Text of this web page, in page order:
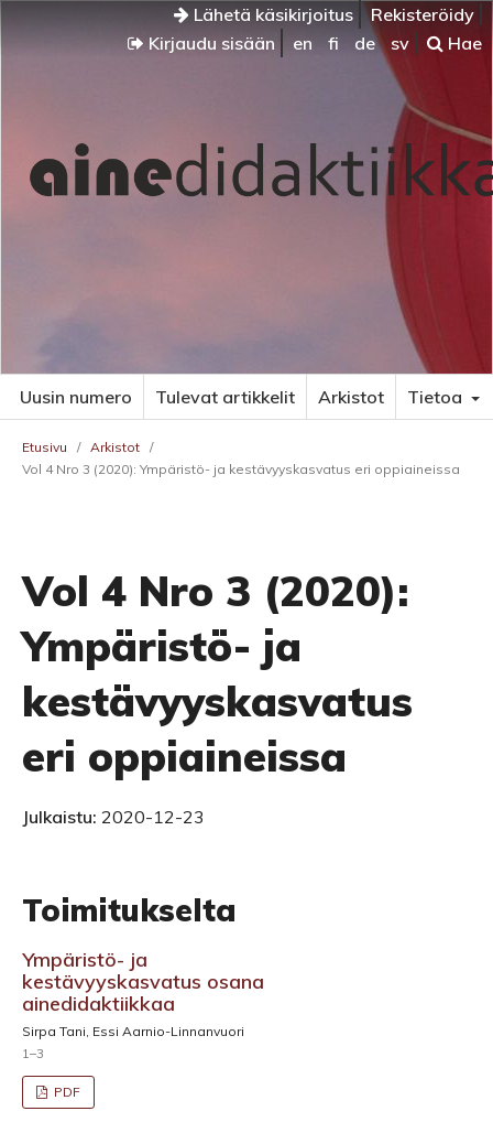
Lähetä käsikirjoitus
Rekisteröidy
Kirjaudu sisään
en fi de sv Hae
Uusin numero Tulevat artikkelit Arkistot Tietoa
Etusivu / Arkistot /
Vol 4 Nro 3 (2020): Ympäristö- ja kestävyyskasvatus eri oppiaineissa
Vol 4 Nro 3 (2020):
Ympäristö- ja
kestävyyskasvatus
eri oppiaineissa
Julkaistu: 2020-12-23
Toimitukselta
Ympäristö- ja
kestävyyskasvatus osana
ainedidaktiikkaa
Sirpa Tani, Essi Aarnio-Linnanvuori
1–3
PDF